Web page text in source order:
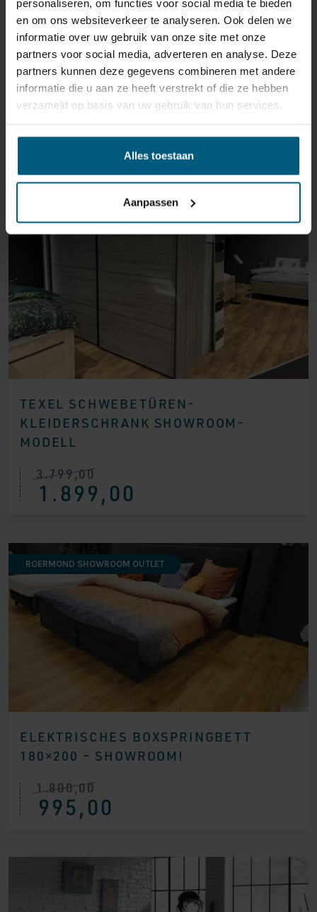
personaliseren, om functies voor social media te bieden
en om ons websiteverkeer te analyseren. Ook delen we
informatie over uw gebruik van onze site met onze
partners voor social media, adverteren en analyse. Deze
partners kunnen deze gegevens combineren met andere
informatie die u aan ze heeft verstrekt of die ze hebben
verzameld op basis van uw gebruik van hun services.
Alles toestaan
Aanpassen
TEXEL SCHWEBETÜREN-
KLEIDERSCHRANK SHOWROOM-
MODELL
3.799,00
Ursprünglicher
Preis
war:1.899,00
Aktueller
Preis
ist:
ELEKTRISCHES BOXSPRINGBETT
180×200 – SHOWROOM!
ROERMOND SHOWROOM OUTLET
1.800,00
Ursprünglicher
Preis
war:995,00
Aktueller
Preis
ist: